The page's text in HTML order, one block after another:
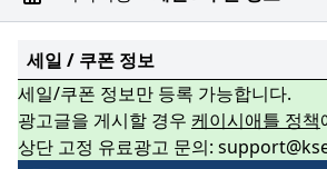
세일 / 쿠폰 정보
세일/쿠폰 정보만 등록 가능합니다.
광고글을 게시할 경우 케이시애틀 정책
상단 고정 유료광고 문의: